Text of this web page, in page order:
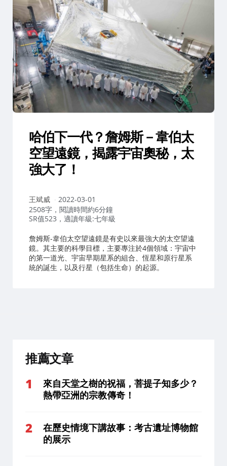
哈伯下一代？詹姆斯－韋伯太
空望遠鏡，揭露宇宙奧秘，太
強大了！
作
者：
王斌威
2022-03-01
2508字，閱讀時間約6分鐘
SR值523，適讀年級:七年級
詹姆斯-韋伯太空望遠鏡是有史以來最強大的太空望遠
鏡。其主要的科學目標，主要專注於4個領域：宇宙中
的第一道光、宇宙早期星系的組合、恆星和原行星系
統的誕生，以及行星（包括生命）的起源。
推薦文章
來自天堂之樹的祝福，菩提子知多少？
熱帶亞洲的宗教傳奇！
在歷史情境下講故事：考古遺址博物館
的展示